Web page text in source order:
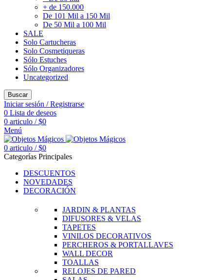
+ de 150.000
De 101 Mil a 150 Mil
De 50 Mil a 100 Mil
SALE
Solo Cartucheras
Solo Cosmetiqueras
Sólo Estuches
Sólo Organizadores
Uncategorized
Buscar
Iniciar sesión / Registrarse
0 Lista de deseos
0 articulo / $0
Menú
0 articulo / $0
Categorías Principales
DESCUENTOS
NOVEDADES
DECORACIÓN
JARDIN & PLANTAS
DIFUSORES & VELAS
TAPETES
VINILOS DECORATIVOS
PERCHEROS & PORTALLAVES
WALL DECOR
TOALLAS
RELOJES DE PARED